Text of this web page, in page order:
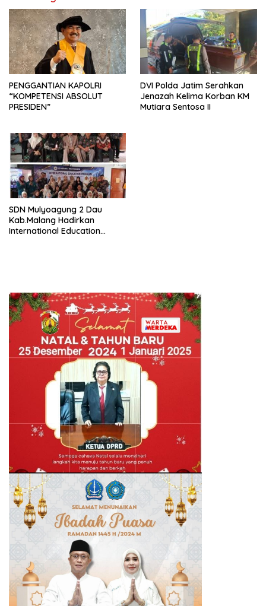
PENGGANTIAN KAPOLRI
“KOMPETENSI ABSOLUT
PRESIDEN”
DVI Polda Jatim Serahkan
Jenazah Kelima Korban KM
Mutiara Sentosa II
SDN Mulyoagung 2 Dau
Kab.Malang Hadirkan
International Education